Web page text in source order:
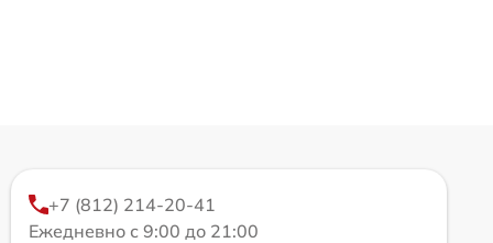
+7 (812) 214-20-41
Ежедневно с 9:00 до 21:00